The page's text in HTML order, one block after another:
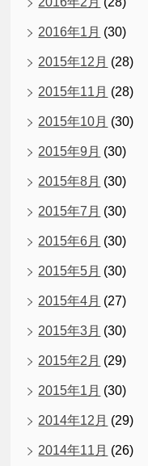
2016年1月 (30)
2015年12月 (28)
2015年11月 (28)
2015年10月 (30)
2015年9月 (30)
2015年8月 (30)
2015年7月 (30)
2015年6月 (30)
2015年5月 (30)
2015年4月 (27)
2015年3月 (30)
2015年2月 (29)
2015年1月 (30)
2014年12月 (29)
2014年11月 (26)